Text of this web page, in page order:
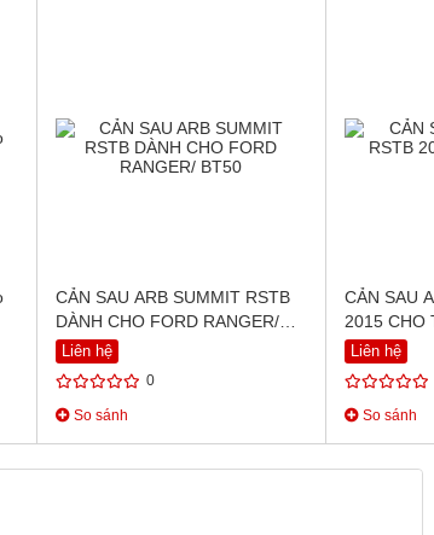
CẢN SAU ARB SUMMIT RSTB
DÀNH CHO FORD RANGER/
BT50
Liên hệ
0
So sánh
CẢN SAU
2015 CHO
Liên hệ
So sánh